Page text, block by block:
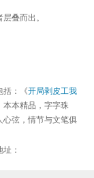
叠而出。
括：《开局剥皮工我
本本精品，字字珠
弦，情节与文笔俱
：